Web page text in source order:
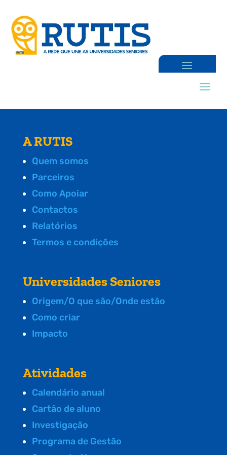
A RUTIS
Quem somos
Parceiros
Como Apoiar
Contactos
Relatórios
Termos e condições
Universidades Seniores
Origem/O que são/Onde estão
Como criar
Impacto
Atividades
Calendário anual
Cartão de aluno
Investigação
Programa de Gestão